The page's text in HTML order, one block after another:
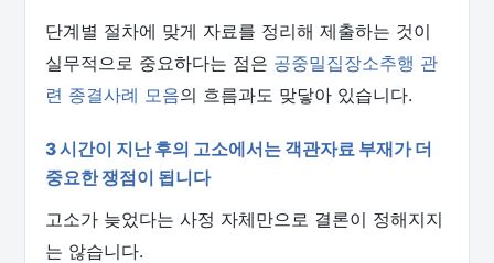
단계별 절차에 맞게 자료를 정리해 제출하는 것이
실무적으로 중요하다는 점은 공중밀집장소추행 관
련 종결사례 모음의 흐름과도 맞닿아 있습니다.
3 시간이 지난 후의 고소에서는 객관자료 부재가 더
중요한 쟁점이 됩니다
고소가 늦었다는 사정 자체만으로 결론이 정해지지
는 않습니다.